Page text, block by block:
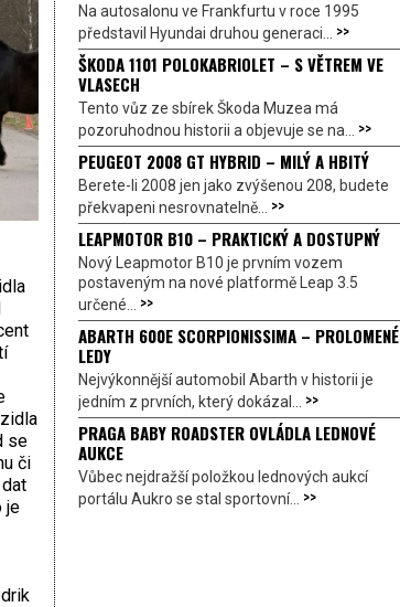
se
či
je
Na autosalonu ve Frankfurtu v roce 1995
představil Hyundai druhou generaci... >>
ŠKODA 1101 POLOKABRIOLET – S VĚTREM VE
VLASECH
Tento vůz ze sbírek Škoda Muzea má
pozoruhodnou historii a objevuje se na... >>
PEUGEOT 2008 GT HYBRID – MILÝ A HBITÝ
Berete-li 2008 jen jako zvýšenou 208, budete
překvapeni nesrovnatelně... >>
LEAPMOTOR B10 – PRAKTICKÝ A DOSTUPNÝ
Nový Leapmotor B10 je prvním vozem
postaveným na nové platformě Leap 3.5
určené... >>
ABARTH 600E SCORPIONISSIMA – PROLOMENÉ
LEDY
Nejvýkonnější automobil Abarth v historii je
jedním z prvních, který dokázal... >>
PRAGA BABY ROADSTER OVLÁDLA LEDNOVÉ
AUKCE
Vůbec nejdražší položkou lednových aukcí
portálu Aukro se stal sportovní... >>